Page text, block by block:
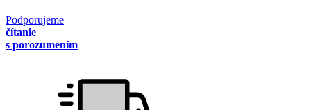
Podporujeme
čítanie
s porozumením